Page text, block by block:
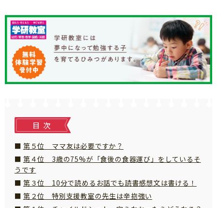
自由研究・工作
読書感想文
本・読書
運動・あそび・ゲーム
知育
人間関係
おでかけ
家族
料理
健康
目次
第５位 ママ友は必要ですか？
第４位 3歳の75%が「食後の食器運び」をしているそ
うです
第３位 10分で読めるお話でも読書感想文は書ける！
第２位 特別支援教室の先生は辛抱強い